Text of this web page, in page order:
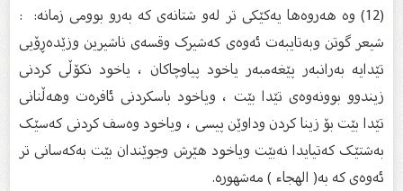
(12) وە هەروەها یەکێکی تر لەو شتانەی کە بەرو بوومی زمانە: :
شیعر گوتن وبەتایبەت ئەوەی کەشیرک وقسەی ناشیرین وزێدەڕۆیی
تێدایە بەرانبەر پێغەمبەر یاخود پیاوچاکان ، یاخود نکۆڵی کردنی
زیندوو بوونەوەی تێدا بێت ، ویاخود باسکردنی ئافرەت وهەڵنانی
تێدا بێت بۆ زینا کردن وداوێن پیسی ، ویاخود وەسف کردنی کەسێک
بەشتێک کەتیایدا نەبێت ویاخود هێرش وجوێندان بێت بەکەسانی تر
ئەوەی کە بە( الهجاء ) مەشهورە.